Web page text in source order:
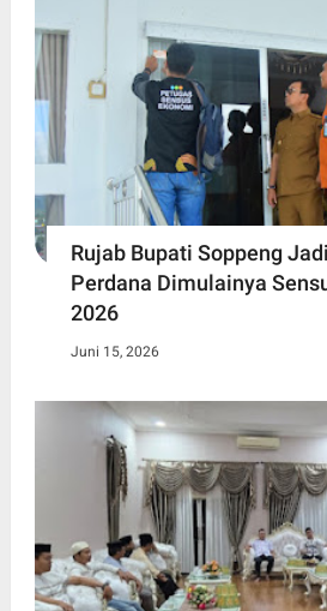
Rujab Bupati Soppeng
Perdana Dimulainya
2026
Juni 15, 2026